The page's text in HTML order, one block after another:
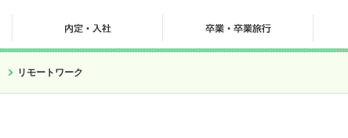
リモートワーク